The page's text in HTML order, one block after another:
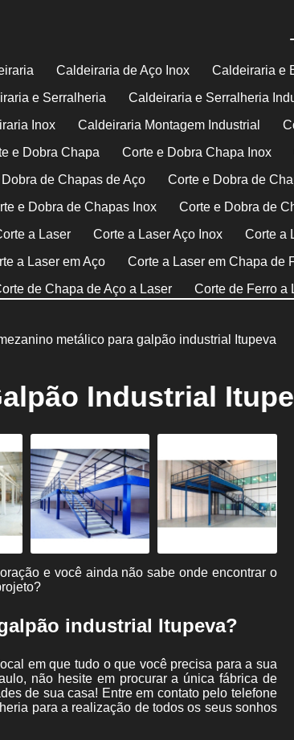
Caldeiraria de Aço Inox Caldeiraria e
e Serralheria
Caldeiraria e Serralheria
Inox
Caldeiraria Montagem Industrial
e Dobra Chapa
Corte e Dobra Chapa Inox
de Chapas de Aço
Corte e Dobra de
e Dobra de Chapas Inox
Corte e Dobra de
a Laser
Corte a Laser Aço Inox Corte a
a Laser em Aço
Corte a Laser em Chapa de
de Chapa de Aço a Laser
Corte de Ferro a
Corte de Chapa com Plasma
Corte de Chapa
Escada com Corrimão de Ferro
Escada
Escada de Ferro para Mezanino
Chapa Xadrez
Escada Marinheiro de Ferro
Estrutura Metálica de Mezanino
Estrutura
Estrutura Metálica Mezanino
Construção de Galpão Metálico
Galpão com
Galpão Metálico
Galpão Metálico em Arco
Montagem de Galpão Metálico
Projeto de
Corpo de Aço Carbono
Guarda Corpo de
metálico para galpão industrial Itupeva
Industrial
e você ainda não sabe onde encontrar o
industrial Itupeva?
em que tudo o que você precisa para a sua
não hesite em procurar a única fábrica de
de sua casa! Entre em contato pelo telefone
para a realização de todos os seus sonhos